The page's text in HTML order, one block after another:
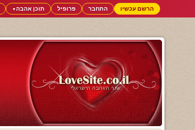
הרשם עכשיו התחבר פרופיל תוכן אהבה▼